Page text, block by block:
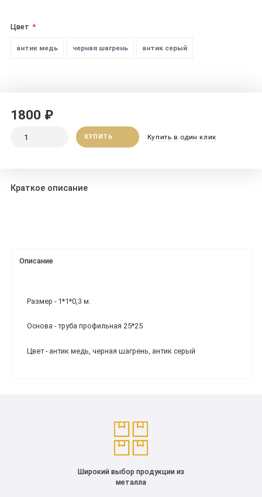
Цвет
антик медь черная шагрень антик серый
1800 ₽
КУПИТЬ Купить в один клик
Краткое описание
Описание
Размер - 1*1*0,3 м.
Основа - труба профильная 25*25
Цвет - антик медь, черная шагрень, антик серый
Широкий выбор продукции из
металла